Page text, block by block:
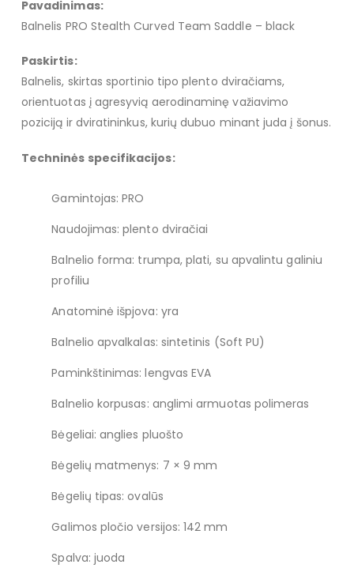
Pavadinimas:
Balnelis PRO Stealth Curved Team Saddle – black
Paskirtis:
Balnelis, skirtas sportinio tipo plento dviračiams,
orientuotas į agresyvią aerodinaminę važiavimo
poziciją ir dviratininkus, kurių dubuo minant juda į šonus.
Techninės specifikacijos:
Gamintojas: PRO
Naudojimas: plento dviračiai
Balnelio forma: trumpa, plati, su apvalintu galiniu
profiliu
Anatominė išpjova: yra
Balnelio apvalkalas: sintetinis (Soft PU)
Paminkštinimas: lengvas EVA
Balnelio korpusas: anglimi armuotas polimeras
Bėgeliai: anglies pluošto
Bėgelių matmenys: 7 × 9 mm
Bėgelių tipas: ovalūs
Galimos pločio versijos: 142 mm
Spalva: juoda